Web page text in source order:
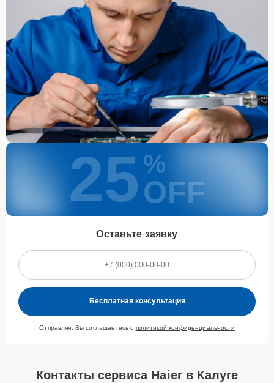
25 %
OFF
Оставьте заявку
Бесплатная консультация
Отправляя, Вы соглашаетесь с политикой конфиденциальности
Контакты сервиса Haier в Калуге